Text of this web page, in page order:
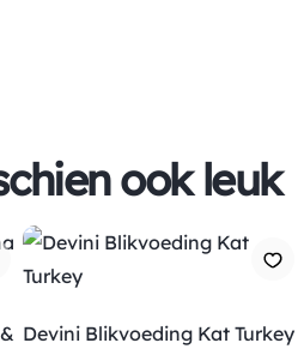
ook leuk
Devini Blikvoeding Kat Turkey